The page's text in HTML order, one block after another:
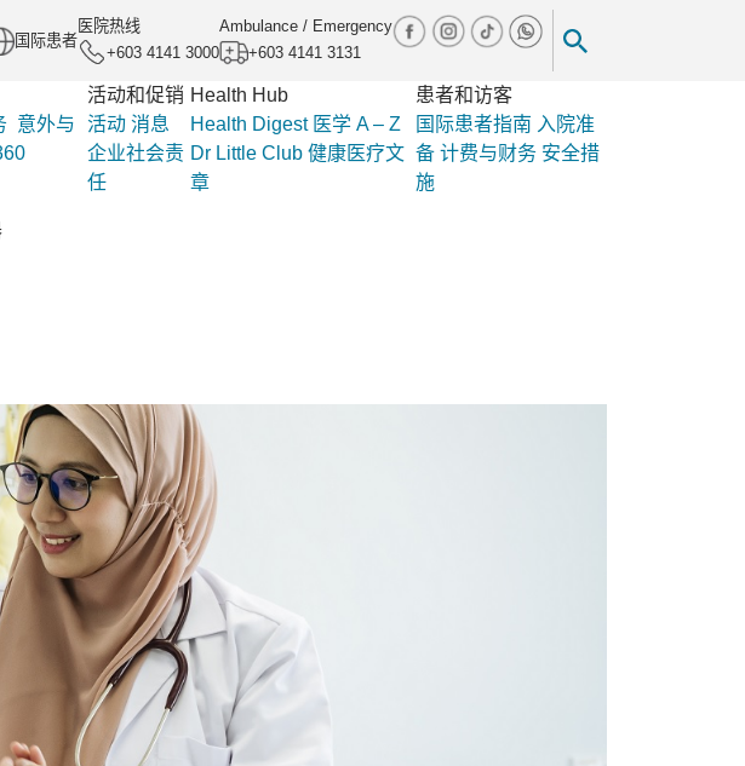
国际患者
医院热线
+603 4141 3000
Ambulance / Emergency
+603 4141 3131
意外与
活动和促销
活动 消息
企业社会责
任
Health Hub
Health Digest 医学 A – Z
Dr Little Club 健康医疗文
章
患者和访客
国际患者指南 入院准
备 计费与财务 安全措
施